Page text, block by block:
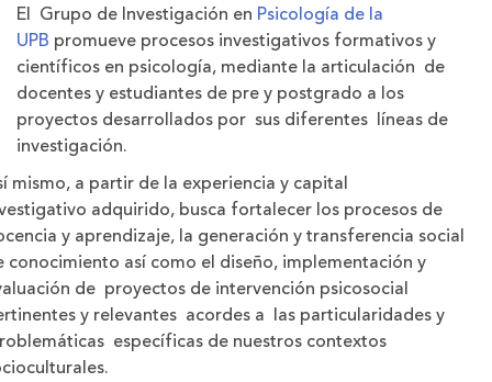
de
la
de
la
letra
El Grupo de Investigación en Psicología de la
UPB promueve procesos investigativos formativos y
científicos en psicología, mediante la articulación de
docentes y estudiantes de pre y postgrado a los
proyectos desarrollados por sus diferentes líneas de
investigación.
mismo, a partir de la experiencia y capital
adquirido, busca fortalecer los procesos de
y aprendizaje, la generación y transferencia social
conocimiento así como el diseño, implementación y
de proyectos de intervención psicosocial
y relevantes acordes a las particularidades y
específicas de nuestros contextos